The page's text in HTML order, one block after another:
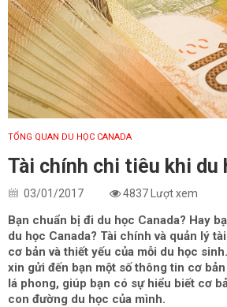
TỔNG QUAN DU HỌC CANADA
Tài chính chi tiêu khi du
03/01/2017 4837 Lượt xem
Bạn chuẩn bị đi du học Canada? Hay
du học Canada? Tài chính và quản lý
cơ bản và thiết yếu của mỗi du học
xin gửi đến bạn một số thông tin cơ
lá phong, giúp bạn có sự hiểu biết cơ
con đường du học của mình.